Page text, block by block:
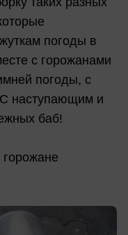
погоды в
с горожанами
погоды, с
наступающим и
баб!
горожане